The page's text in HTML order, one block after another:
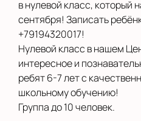
в нулевой класс, который
сентября! Записать
+79194320017!
Нулевой класс в нашем
интересное и
ребят 6-7 лет с
школьному обучению!
Группа до 10 человек.